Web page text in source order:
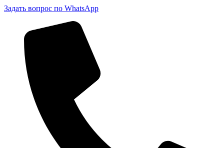
Задать вопрос по WhatsApp